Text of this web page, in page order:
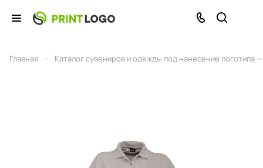
Главная Каталог сувениров и одежды под нанесение логотипа